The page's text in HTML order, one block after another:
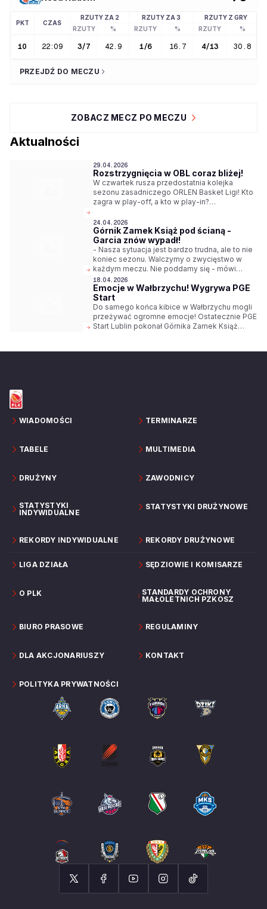
PKT CZAS
RZUTY ZA 2 RZUTY ZA 3
RZUTY Z GRY
RZUTY
% RZUTY % RZUTY %
10 22:09 3/7 42.9 1/6 16.7 4/13 30.8
PRZEJDŹ DO MECZU
ZOBACZ MECZ PO MECZU
Aktualności
29.04.2026
Rozstrzygnięcia w OBL coraz bliżej!
W czwartek rusza przedostatnia kolejka
sezonu zasadniczego ORLEN Basket Ligi! Kto
zagra w play-off, a kto w play-in?
sportowych stacjach Polsatu oraz na YouTube.
24.04.2026
Górnik Zamek Książ pod ścianą -
Garcia znów wypadł!
- Nasza sytuacja jest bardzo trudna, ale to nie
koniec sezonu. Walczymy o zwycięstwo w
każdym meczu. Nie poddamy się - mówi
Andrzej Adamek. Górnik Zamek Książ zagra w
Toruniu w mocno osłabionym składzie.
18.04.2026
Emocje w Wałbrzychu! Wygrywa PGE
Start
Do samego końca kibice w Wałbrzychu mogli
przeżywać ogromne emocje! Ostatecznie PGE
Start Lublin pokonał Górnika Zamek Książ
WIADOMOŚCI TERMINARZE
TABELE MULTIMEDIA
DRUŻYNY ZAWODNICY
STATYSTYKI
INDYWIDUALNE
STATYSTYKI DRUŻYNOWE
REKORDY INDYWIDUALNE REKORDY DRUŻYNOWE
LIGA DZIAŁA SĘDZIOWIE I KOMISARZE
O PLK
STANDARDY OCHRONY
MAŁOLETNICH PZKOSZ
BIURO PRASOWE REGULAMINY
DLA AKCJONARIUSZY KONTAKT
POLITYKA PRYWATNOŚCI